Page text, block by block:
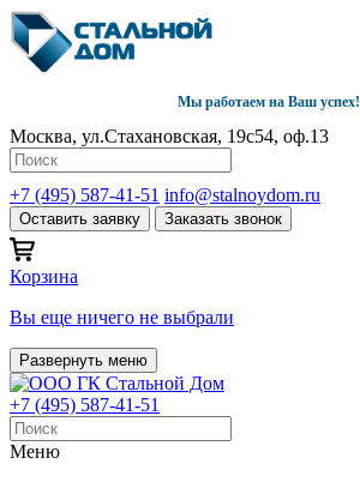
Мы работаем на Ваш успех!
Москва, ул.Стахановская, 19с54, оф.13
+7 (495) 587-41-51 info@stalnoydom.ru
Оставить заявку Заказать звонок
Корзина
Вы еще ничего не выбрали
Развернуть меню
+7 (495) 587-41-51
Меню